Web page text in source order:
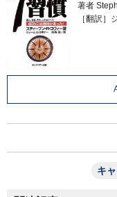
著者
［翻訳］
キ